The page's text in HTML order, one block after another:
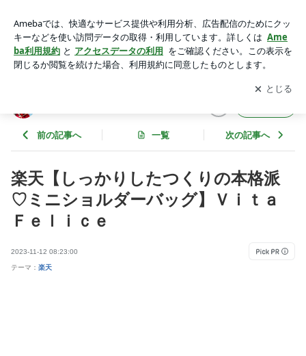
Ｖｉｔａ Ｆｅｌｉｃｅ | マカロンのclub disney♡
アプリをダウンロードして ブログの更新通知
を受け取りまし
ょう。
開く
前の記事へ 一覧 次の記事へ
楽天【しっかりしたつくりの本格派
♡ミニショルダーバッグ】Ｖｉｔａ
Ｆｅｌｉｃｅ
2023-11-12 08:23:00
テーマ： 楽天